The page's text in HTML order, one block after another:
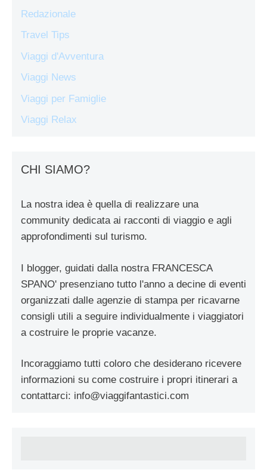
Redazionale
Travel Tips
Viaggi d'Avventura
Viaggi News
Viaggi per Famiglie
Viaggi Relax
CHI SIAMO?
La nostra idea è quella di realizzare una
community dedicata ai racconti di viaggio e agli
approfondimenti sul turismo.
I blogger, guidati dalla nostra FRANCESCA
SPANO' presenziano tutto l'anno a decine di eventi
organizzati dalle agenzie di stampa per ricavarne
consigli utili a seguire individualmente i viaggiatori
a costruire le proprie vacanze.
Incoraggiamo tutti coloro che desiderano ricevere
informazioni su come costruire i propri itinerari a
contattarci: info@viaggifantastici.com